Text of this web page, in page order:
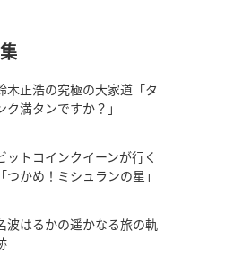
木正浩の究極の大家道「タ
ク満タンですか？」
ットコインクイーンが行く
「つかめ！ミシュランの星」
波はるかの遥かなる旅の軌